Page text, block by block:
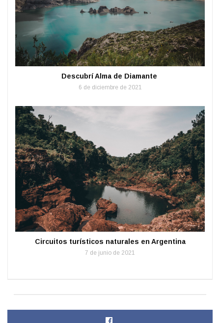
Descubrí Alma de Diamante
6 de diciembre de 2021
Circuitos turísticos naturales en Argentina
7 de junio de 2021